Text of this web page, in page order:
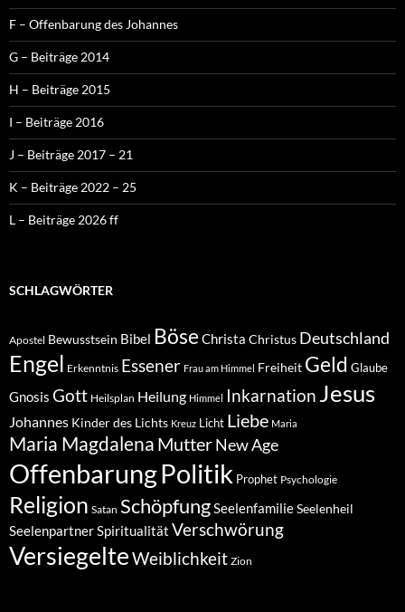
F – Offenbarung des Johannes
G – Beiträge 2014
H – Beiträge 2015
I – Beiträge 2016
J – Beiträge 2017 – 21
K – Beiträge 2022 – 25
L – Beiträge 2026 ff
SCHLAGWÖRTER
Apostel Bewusstsein Bibel Böse Christa Christus Deutschland
Engel Erkenntnis Essener Frau am Himmel Freiheit Geld Glaube
Gnosis Gott Heilsplan Heilung Himmel Inkarnation Jesus
Johannes Kinder des Lichts Kreuz Licht Liebe Maria
Maria Magdalena MutterNew Age
OffenbarungPolitik Prophet Psychologie
Religion Satan SchöpfungSeelenfamilieSeelenheil
SeelenpartnerSpiritualität Verschwörung
VersiegelteWeiblichkeit Zion